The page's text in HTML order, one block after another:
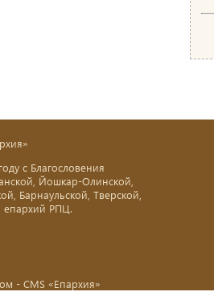
с Благословения
Йошкар-Олинской,
Барнаульской, Тверской,
епархий РПЦ.
- CMS «Епархия»